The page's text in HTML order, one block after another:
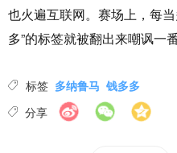
也火遍互联网。赛场上，每
多”的标签就被翻出来嘲讽一番
标签 多纳鲁马 钱多多
分享